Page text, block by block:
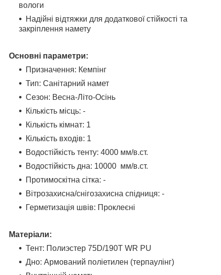
вологи
Надійні відтяжки для додаткової стійкості та
закріплення намету
Основні параметри:
Призначення: Кемпінг
Тип: Санітарний намет
Сезон: Весна-Літо-Осінь
Кількість місць: -
Кількість кімнат: 1
Кількість входів: 1
Водостійкість тенту: 4000 мм/в.ст.
Водостійкість дна: 10000 мм/в.ст.
Протимоскітна сітка: -
Вітрозахисна/снігозахисна спідниця: -
Герметизація швів: Проклеєні
Матеріали:
Тент: Полиэстер 75D/190T WR PU
Дно: Армований поліетилен (терпаулінг)